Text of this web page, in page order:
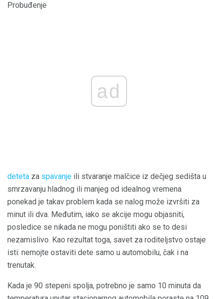
Probuđenje
ad
deteta za spavanje ili stvaranje malčice iz dečjeg sedišta u
smrzavanju hladnog ili manjeg od idealnog vremena
ponekad je takav problem kada se nalog može izvršiti za
minut ili dva. Međutim, iako se akcije mogu objasniti,
posledice se nikada ne mogu poništiti ako se to desi
nezamislivo. Kao rezultat toga, savet za roditeljstvo ostaje
isti: nemojte ostaviti dete samo u automobilu, čak i na
trenutak.
Kada je 90 stepeni spolja, potrebno je samo 10 minuta da